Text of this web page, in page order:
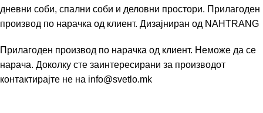
дневни соби, спални соби и деловни простори. Прилагоден
производ по нарачка од клиент. Дизајниран од NAHTRANG
Прилагоден производ по нарачка од клиент. Неможе да се
нарача. Доколку сте заинтересирани за производот
контактирајте не на info@svetlo.mk